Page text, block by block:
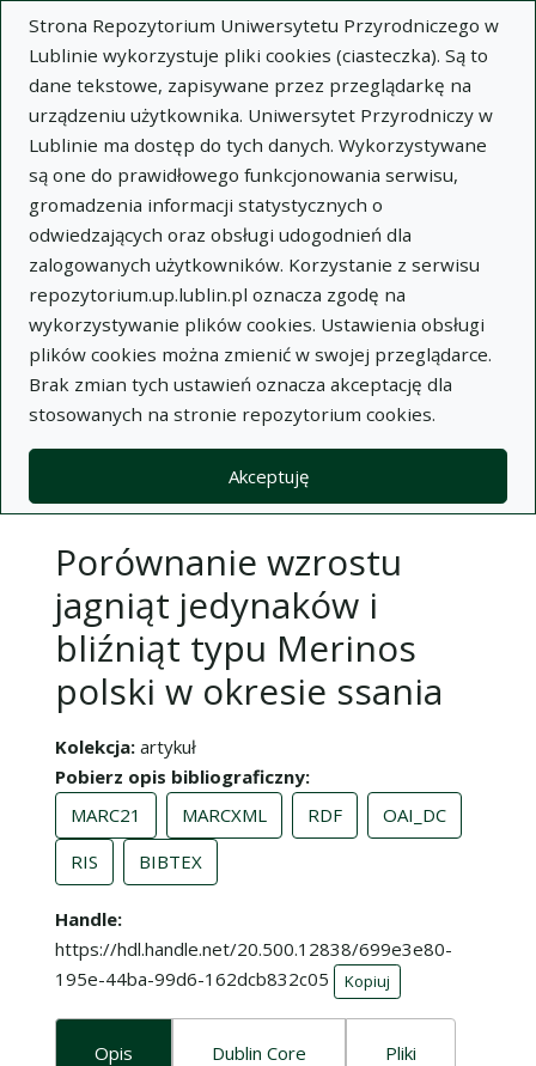
Strona Repozytorium Uniwersytetu Przyrodniczego w
Lublinie wykorzystuje pliki cookies (ciasteczka). Są to
dane tekstowe, zapisywane przez przeglądarkę na
urządzeniu użytkownika. Uniwersytet Przyrodniczy w
Lublinie ma dostęp do tych danych. Wykorzystywane
są one do prawidłowego funkcjonowania serwisu,
gromadzenia informacji statystycznych o
odwiedzających oraz obsługi udogodnień dla
zalogowanych użytkowników. Korzystanie z serwisu
repozytorium.up.lublin.pl oznacza zgodę na
wykorzystywanie plików cookies. Ustawienia obsługi
plików cookies można zmienić w swojej przeglądarce.
Brak zmian tych ustawień oznacza akceptację dla
stosowanych na stronie repozytorium cookies.
Akceptuję
Wyszukaj
Repozytorium Uniwersytetu
Przyrodniczego w Lublinie
Kolekcje
artykuł
Porównanie wzrostu jagniąt jedynaków i bliźniąt typu
Merinos polski w okresie ssania
Porównanie wzrostu
jagniąt jedynaków i
bliźniąt typu Merinos
polski w okresie ssania
Kolekcja artykuł
Pobierz opis bibliograficzny
MARC21
MARCXML RDF
OAI_DC
RIS
BIBTEX
Handle
https://hdl.handle.net/20.500.12838/699e3e80-
195e-44ba-99d6-162dcb832c05
Kopiuj
Opis Dublin Core Pliki